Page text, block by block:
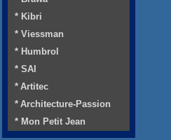
* Kibri
* Viessman
* Humbrol
* SAI
* Artitec
* Architecture-Passion
* Mon Petit Jean